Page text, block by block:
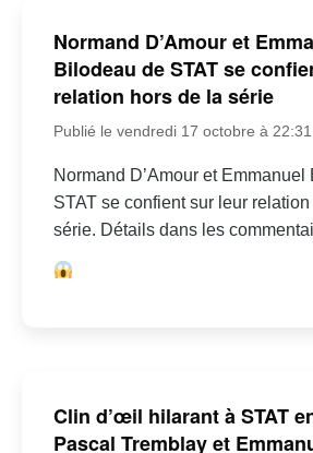
Normand D’Amour et
Bilodeau de STAT se
relation hors de la série
Publié le vendredi 17 octobre à 22:31
Normand D’Amour et
STAT se confient sur leur
série. Détails dans les
Clin d’œil hilarant à STAT
Pascal Tremblay et